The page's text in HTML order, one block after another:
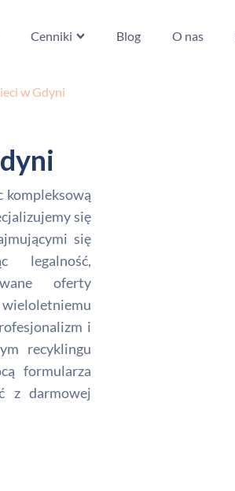
Cenniki Blog O nas
w Gdyni
kompleksową
się
się
legalność,
oferty
i
recyklingu
formularza
z darmowej